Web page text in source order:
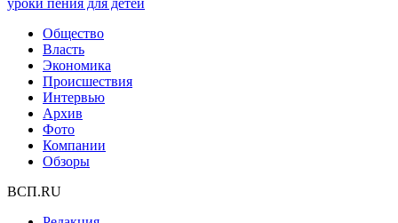
уроки пения для детей
Общество
Власть
Экономика
Происшествия
Интервью
Архив
Фото
Компании
Обзоры
ВСП.RU